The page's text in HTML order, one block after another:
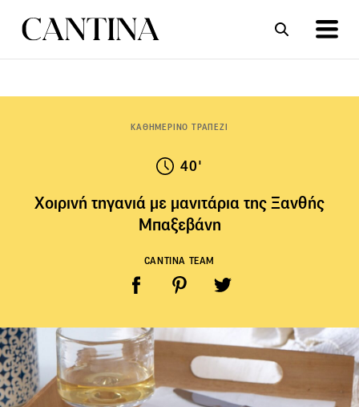
ΚΑΘΗΜΕΡΙΝΟ ΤΡΑΠΕΖΙ
40'
Χοιρινή τηγανιά με μανιτάρια της Ξανθής
Μπαξεβάνη
CANTINA TEAM